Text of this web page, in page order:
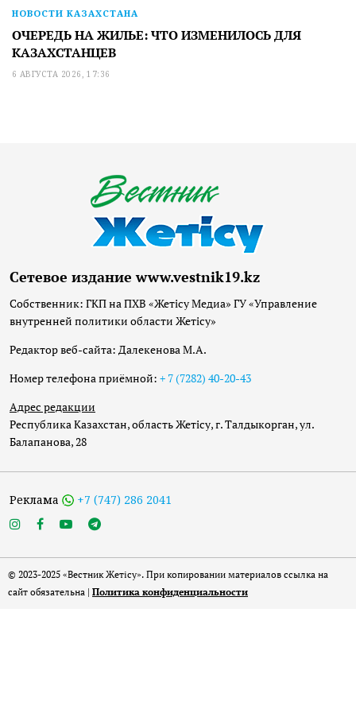
НОВОСТИ КАЗАХСТАНА
ОЧЕРЕДЬ НА ЖИЛЬЕ: ЧТО ИЗМЕНИЛОСЬ ДЛЯ
КАЗАХСТАНЦЕВ
6 АВГУСТА 2026, 17:36
Сетевое издание www.vestnik19.kz
Собственник: ГКП на ПХВ «Жетісу Медиа» ГУ «Управление
внутренней политики области Жетісу»
Редактор веб-сайта: Далекенова М.А.
Номер телефона приёмной: + 7 (7282) 40-20-43
Адрес редакции
Республика Казахстан, область Жетісу, г. Талдыкорган, ул.
Балапанова, 28
Реклама +7 (747) 286 2041
© 2023-2025 «Вестник Жетісу». При копировании материалов ссылка на
сайт обязательна | Политика конфиденциальности